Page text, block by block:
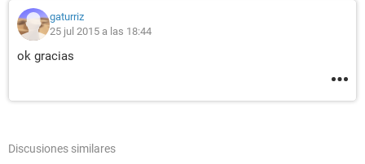
gaturriz
25 jul 2015 a las 18:44
ok gracias
Discusiones similares